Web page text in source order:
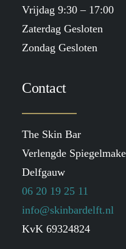
Vrijdag 9:30 – 17:00
Zaterdag Gesloten
Zondag Gesloten
Contact
The Skin Bar
Verlengde
Delfgauw
06 20 19 25 11
info@skinbardelft.nl
KvK 69324824